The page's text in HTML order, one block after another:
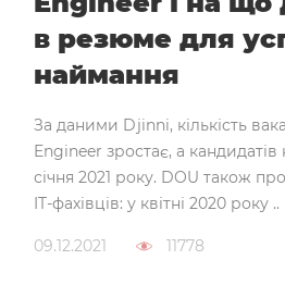
в резюме для
наймання
За даними Djinni, кількість
Engineer зростає, а
січня 2021 року. DOU також
IT-фахівців: у квітні 2020 року ..
09.12.2021 11778